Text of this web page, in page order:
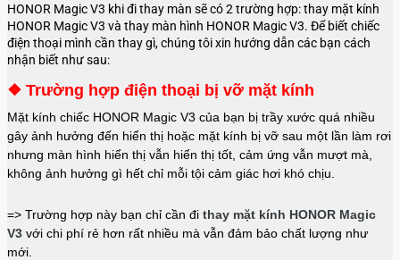
HONOR Magic V3 khi đi thay màn sẽ có 2 trường hợp: thay mặt kính
HONOR Magic V3 và thay màn hình HONOR Magic V3. Để biết chiếc
điện thoại mình cần thay gì, chúng tôi xin hướng dẫn các bạn cách
nhận biết như sau:
❖ Trường hợp điện thoại bị vỡ mặt kính
Mặt kính chiếc HONOR Magic V3 của bạn bị trầy xước quá nhiều
gây ảnh hưởng đến hiển thị hoặc mặt kính bị vỡ sau một lần làm rơi
nhưng màn hình hiển thị vẫn hiển thị tốt, cảm ứng vẫn mượt mà,
không ảnh hưởng gì hết chỉ mỗi tội cảm giác hơi khó chịu.
=> Trường hợp này bạn chỉ cần đi thay mặt kính HONOR Magic
V3 với chi phí rẻ hơn rất nhiều mà vẫn đảm bảo chất lượng như
mới.